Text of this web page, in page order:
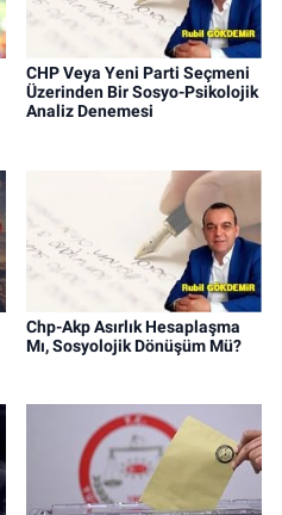
CHP Veya Yeni Parti Seçmeni
Üzerinden Bir Sosyo-Psikolojik
Analiz Denemesi
Chp-Akp Asırlık Hesaplaşma
Mı, Sosyolojik Dönüşüm Mü?